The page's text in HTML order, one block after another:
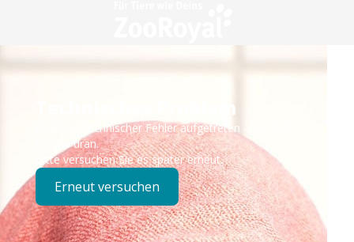
Technisches Problem
Es ist ein technischer Fehler aufgetreten – wir sind
bereits dran.
Bitte versuchen Sie es später erneut.
Erneut versuchen